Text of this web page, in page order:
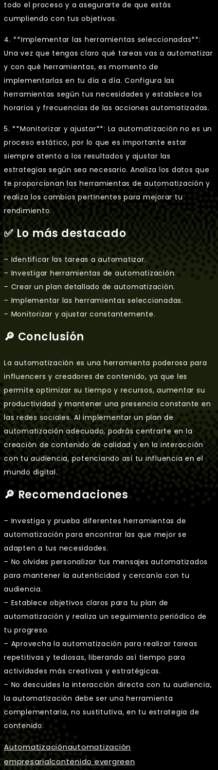
todo el proceso y a asegurarte de que estás
cumpliendo con tus objetivos.
4. **Implementar las herramientas seleccionadas**:
Una vez que tengas claro qué tareas vas a automatizar
y con qué herramientas, es momento de
implementarlas en tu día a día. Configura las
herramientas según tus necesidades y establece los
horarios y frecuencias de las acciones automatizadas.
5. **Monitorizar y ajustar**: La automatización no es un
proceso estático, por lo que es importante estar
siempre atento a los resultados y ajustar las
estrategias según sea necesario. Analiza los datos que
te proporcionan las herramientas de automatización y
realiza los cambios pertinentes para mejorar tu
rendimiento.
✅ Lo más destacado
– Identificar las tareas a automatizar.
– Investigar herramientas de automatización.
– Crear un plan detallado de automatización.
– Implementar las herramientas seleccionadas.
– Monitorizar y ajustar constantemente.
🔎 Conclusión
La automatización es una herramienta poderosa para
influencers y creadores de contenido, ya que les
permite optimizar su tiempo y recursos, aumentar su
productividad y mantener una presencia constante en
las redes sociales. Al implementar un plan de
automatización adecuado, podrás centrarte en la
creación de contenido de calidad y en la interacción
con tu audiencia, potenciando así tu influencia en el
mundo digital.
🔎 Recomendaciones
– Investiga y prueba diferentes herramientas de
automatización para encontrar las que mejor se
adapten a tus necesidades.
– No olvides personalizar tus mensajes automatizados
para mantener la autenticidad y cercanía con tu
audiencia.
– Establece objetivos claros para tu plan de
automatización y realiza un seguimiento periódico de
tu progreso.
– Aprovecha la automatización para realizar tareas
repetitivas y tediosas, liberando así tiempo para
actividades más creativas y estratégicas.
– No descuides la interacción directa con tu audiencia,
la automatización debe ser una herramienta
complementaria, no sustitutiva, en tu estrategia de
contenido.
Automatizaciónautomatización
empresarialcontenido evergreen